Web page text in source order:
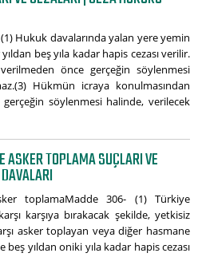
Hukuk davalarında yalan yere yemin
beş yıla kadar hapis cezası verilir.
önce gerçeğin söylenmesi
Hükmün icraya konulmasından
söylenmesi halinde, verilecek
ASKER TOPLAMA SUÇLARI VE
toplamaMadde 306- (1) Türkiye
karşıya bırakacak şekilde, yetkisiz
asker toplayan veya diğer hasmane
yıldan oniki yıla kadar hapis cezası